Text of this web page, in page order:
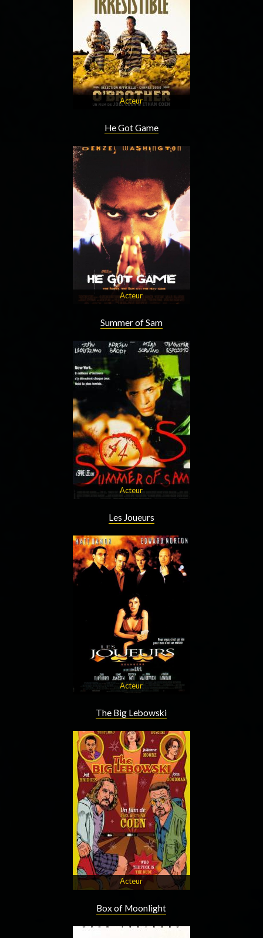
Acteur
He Got Game
Acteur
Summer of Sam
Acteur
Les Joueurs
Acteur
The Big Lebowski
Acteur
Box of Moonlight